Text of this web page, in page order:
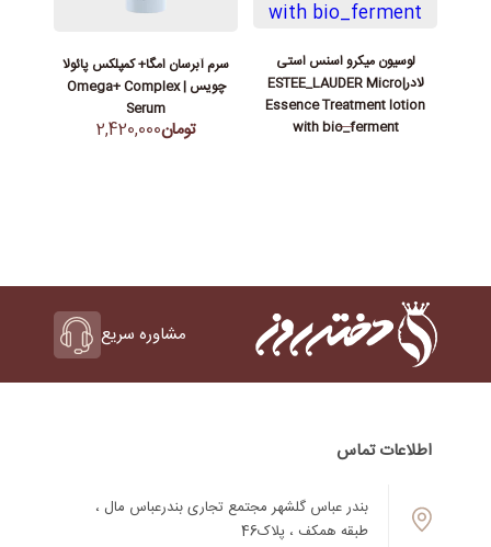
لوسیون میکرو اسنس استی
لادر|ESTEE_LAUDER Micro
Essence Treatment lotion
with bio_ferment
—
سرم آبرسان امگا+ کمپلکس پائولا
چویس | Omega+ Complex
Serum
تومان2,420,000
مشاوره سریع
اطلاعات تماس
بندر عباس گلشهر مجتمع تجاری بندرعباس مال ،
طبقه همکف ، پلاک46